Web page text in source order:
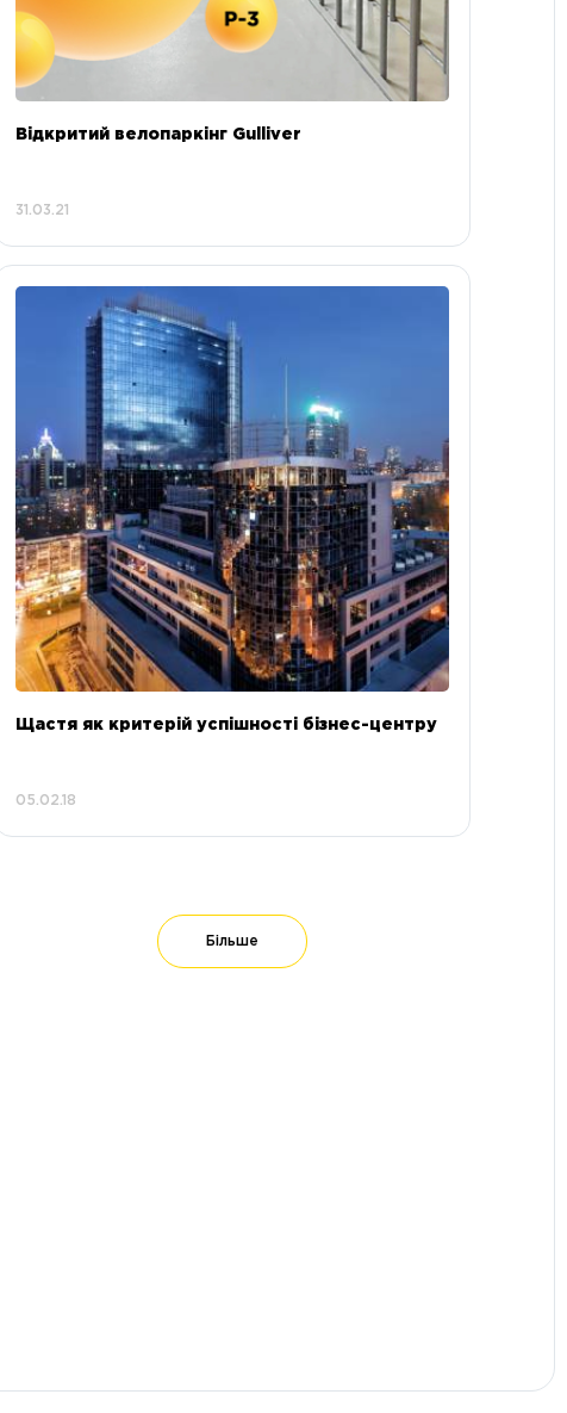
Відкритий велопаркінг Gulliver
31.03.21
Щастя як критерій успішності бізнес-центру
05.02.18
Більше